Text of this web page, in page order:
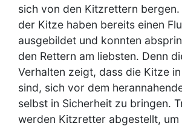
sich von den Kitzrettern bergen.
der Kitze haben bereits einen
ausgebildet und konnten
den Rettern am liebsten. Denn
Verhalten zeigt, dass die Kitze
sind, sich vor dem
selbst in Sicherheit zu bringen.
werden Kitzretter abgestellt,